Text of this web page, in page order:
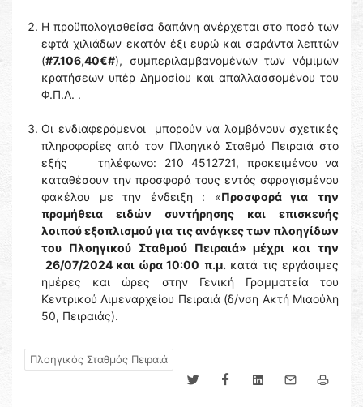
Η προϋπολογισθείσα δαπάνη ανέρχεται στο ποσό των
εφτά χιλιάδων εκατόν έξι ευρώ και σαράντα λεπτών
(#7.106,40€#), συμπεριλαμβανομένων των νόμιμων
κρατήσεων υπέρ Δημοσίου και απαλλασσομένου του
Φ.Π.Α. .
Οι ενδιαφερόμενοι μπορούν να λαμβάνουν σχετικές
πληροφορίες από τον Πλοηγικό Σταθμό Πειραιά στο
εξής τηλέφωνο: 210 4512721, προκειμένου να
καταθέσουν την προσφορά τους εντός σφραγισμένου
φακέλου με την ένδειξη : «Προσφορά για
την
προμήθεια ειδών συντήρησης και επισκευής
λοιπού εξοπλισμού για τις ανάγκες των πλοηγίδων
του Πλοηγικού Σταθμού Πειραιά» μέχρι και την
26/07/2024 και ώρα 10:00 π.μ. κατά τις εργάσιμες
ημέρες και ώρες στην Γενική Γραμματεία του
Κεντρικού Λιμεναρχείου Πειραιά (δ/νση Ακτή Μιαούλη
50, Πειραιάς).
Πλοηγικός Σταθμός Πειραιά